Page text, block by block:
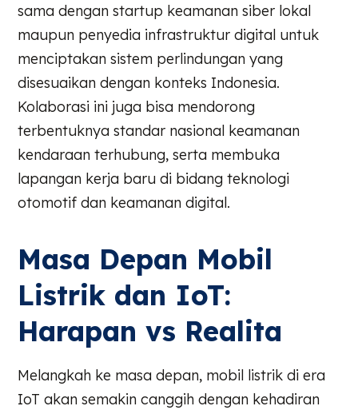
sama dengan startup keamanan siber lokal
maupun penyedia infrastruktur digital untuk
menciptakan sistem perlindungan yang
disesuaikan dengan konteks Indonesia.
Kolaborasi ini juga bisa mendorong
terbentuknya standar nasional keamanan
kendaraan terhubung, serta membuka
lapangan kerja baru di bidang teknologi
otomotif dan keamanan digital.
Masa Depan Mobil
Listrik dan IoT:
Harapan vs Realita
Melangkah ke masa depan, mobil listrik di era
IoT akan semakin canggih dengan kehadiran